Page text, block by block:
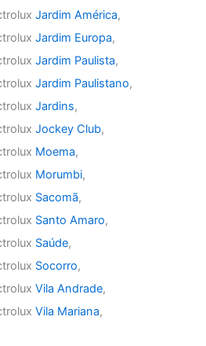
Jardim América,
Jardim Europa,
Jardim Paulista,
Jardim Paulistano,
Jardins,
Jockey Club,
Moema,
Morumbi,
Sacomã,
Santo Amaro,
Saúde,
Socorro,
Vila Andrade,
Vila Mariana,